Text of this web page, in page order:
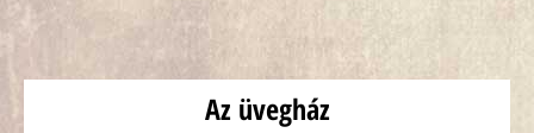
Az üvegház